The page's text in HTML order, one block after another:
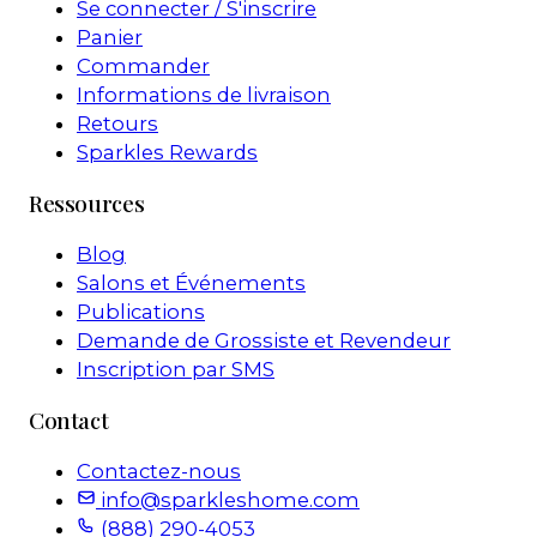
Se connecter / S'inscrire
Panier
Commander
Informations de livraison
Retours
Sparkles Rewards
Ressources
Blog
Salons et Événements
Publications
Demande de Grossiste et Revendeur
Inscription par SMS
Contact
Contactez-nous
info@sparkleshome.com
(888) 290-4053